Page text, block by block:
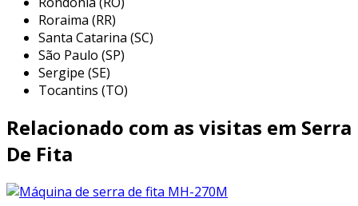
qualidade do corte.
esses aspectos tornam a ah 320h uma máquina
muito procurada entre os profissionais do
setor.
benefícios da serra fita ah 320h
a adoção da serra fita ah 320h traz uma série
eficiência energética: o motor é
Roraima (RR)
Santa Catarina (SC)
São Paulo (SP)
Sergipe (SE)
Tocantins (TO)
Relacionado com as visitas em Serra
De Fita